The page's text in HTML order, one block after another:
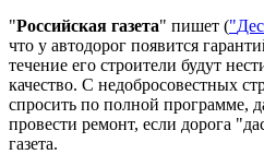
"Российская газета" пишет ("
что у автодорог появится
течение его строители будут
качество. С недобросовестных
спросить по полной программе,
провести ремонт, если дорога
газета.